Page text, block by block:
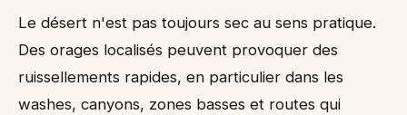
Le désert n'est pas toujours sec au sens pratique.
Des orages localisés peuvent provoquer des
ruissellements rapides, en particulier dans les
washes, canyons, zones basses et routes qui